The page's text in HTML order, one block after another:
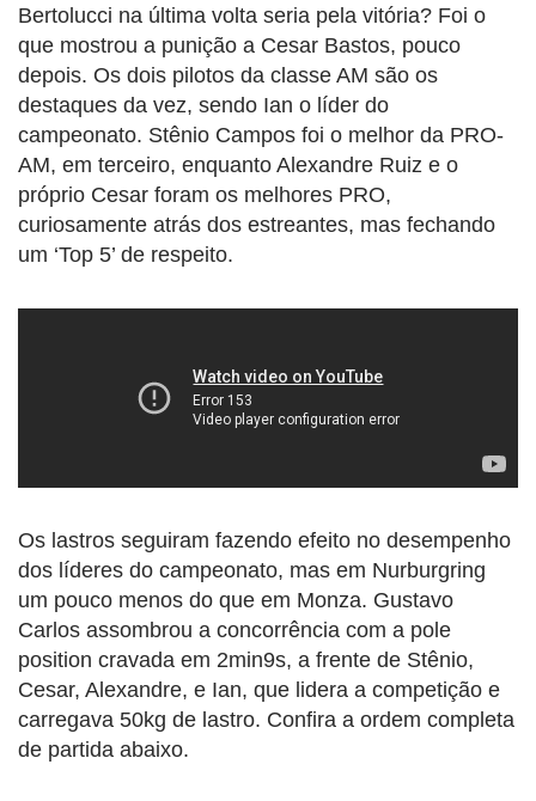
Bertolucci na última volta seria pela vitória? Foi o
que mostrou a punição a Cesar Bastos, pouco
depois. Os dois pilotos da classe AM são os
destaques da vez, sendo Ian o líder do
campeonato. Stênio Campos foi o melhor da PRO-
AM, em terceiro, enquanto Alexandre Ruiz e o
próprio Cesar foram os melhores PRO,
curiosamente atrás dos estreantes, mas fechando
um ‘Top 5’ de respeito.
Os lastros seguiram fazendo efeito no desempenho
dos líderes do campeonato, mas em Nurburgring
um pouco menos do que em Monza. Gustavo
Carlos assombrou a concorrência com a pole
position cravada em 2min9s, a frente de Stênio,
Cesar, Alexandre, e Ian, que lidera a competição e
carregava 50kg de lastro. Confira a ordem completa
de partida abaixo.